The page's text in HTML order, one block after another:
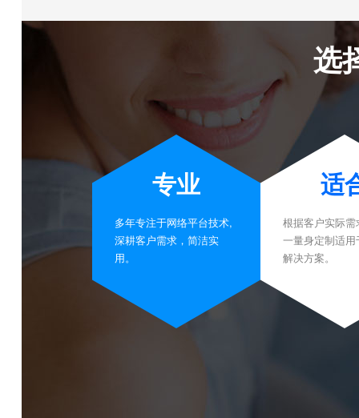
选
专业
多年专注于网络平台技术,
深耕客户需求，简洁实
用。
适
根据客户实际
一量身定制适
解决方案。